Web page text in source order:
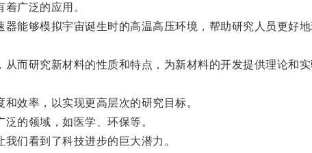
广泛的应用。
够模拟宇宙诞生时的高温高压环境，帮助研究人员更好地
研究新材料的性质和特点，为新材料的开发提供理论和实
效率，以实现更高层次的研究目标。
的领域，如医学、环保等。
们看到了科技进步的巨大潜力。